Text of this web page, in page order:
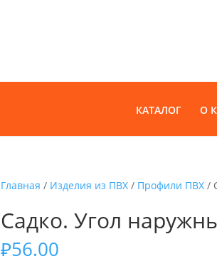
КАТАЛОГ О
Главная / Изделия из ПВХ / Профили ПВХ /
Садко. Угол
₽56.00